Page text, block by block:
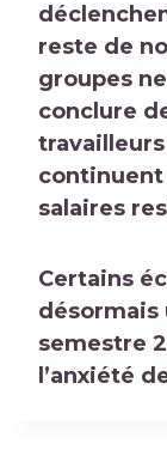
reste de
groupes
conclure
continuent
salaires
Certains
désormais
semestre
l’anxiété